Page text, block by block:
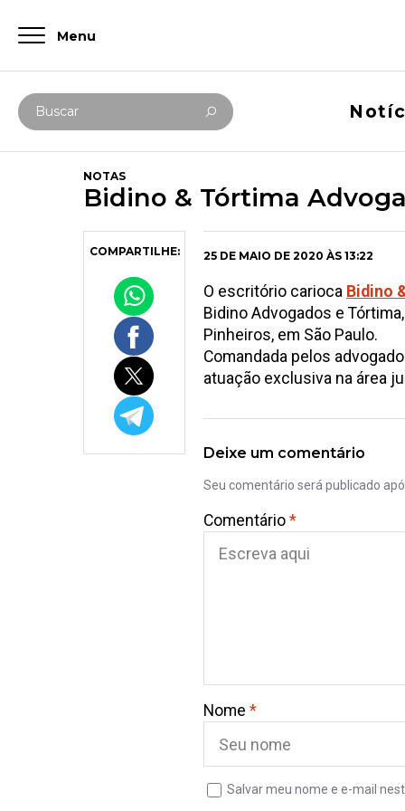
Menu
Digite abaixo sua busca
Buscar
NOTAS
Bidino & Tórtima
COMPARTILHE: 25 DE MAIO DE 2020 ÀS 13:22
O escritório carioca Bidino
Bidino Advogados e
Pinheiros, em São Paulo.
Comandada pelos
atuação exclusiva na área
Deixe um comentário
Seu comentário será publicado
Comentário*
Nome *
Salvar meu nome e e-mail